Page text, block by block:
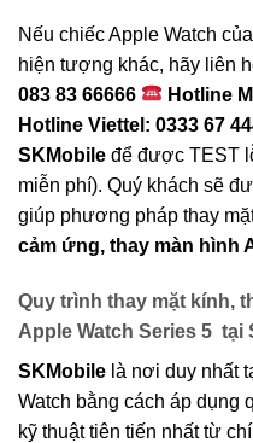
Nếu chiếc Apple Watch
hiện tượng khác, hãy liên
083 83 66666
Hotline
Hotline Viettel: 0333 67
SKMobile để được TEST
miễn phí). Quý khách sẽ
giúp phương pháp thay
cảm ứng, thay màn hình
Quy trình thay mặt kính,
Apple Watch Series 5 tại
SKMobile là nơi duy nhất
Watch bằng cách áp dụng
kỹ thuật tiên tiến nhất từ